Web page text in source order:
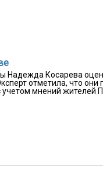
Надежда Косарева
отметила, что они
мнений жителей